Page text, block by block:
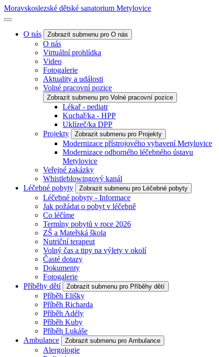
Moravskoslezské dětské sanatorium Metylovice
O nás Zobrazit submenu pro O nás
O nás
Virtuální prohlídka
Video
Fotogalerie
Aktuality a události
Volné pracovní pozice
Zobrazit submenu pro Volné pracovní pozice
Lékař - pediatr
Kuchař/ka - HPP
Uklízeč/ka DPP
Projekty
Zobrazit submenu pro Projekty
Modernizace přístrojového vybavení Metylovice
Modernizace odborného léčebného ústavu
Metylovice
Veřejné zakázky
Whistleblowingový kanál
Léčebné pobyty
Zobrazit submenu pro Léčebné pobyty
Léčebné pobyty - Informace
Jak požádat o pobyt v léčebně
Co léčíme
Termíny pobytů v roce 2026
ZŠ a Mateřská škola
Nutriční terapeut
Volný čas a tipy na výlety v okolí
Časté dotazy
Dokumenty
Fotogalerie
Příběhy dětí
Zobrazit submenu pro Příběhy dětí
Příběh Elišky
Příběh Richarda
Příběh Adély
Příběh Kuby
Příběh Lukáše
Ambulance
Zobrazit submenu pro Ambulance
Alergologie